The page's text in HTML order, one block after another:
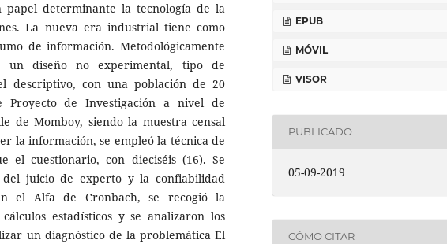
determinante la tecnología de la
La nueva era industrial tiene como
de información. Metodológicamente
diseño no experimental, tipo de
descriptivo, con una población de 20
Proyecto de Investigación a nivel de
de Momboy, siendo la muestra censal
la información, se empleó la técnica de
el cuestionario, con dieciséis (16). Se
juicio de experto y la confiabilidad
el Alfa de Cronbach, se recogió la
estadísticos y se analizaron los
un diagnóstico de la problemática El
EPUB
MÓVIL
VISOR
PUBLICADO
05-09-2019
CÓMO CITAR